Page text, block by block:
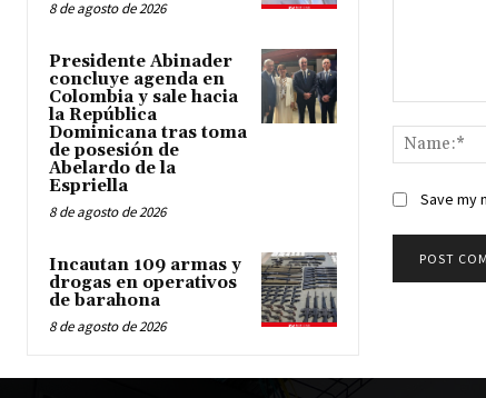
8 de agosto de 2026
Presidente Abinader
concluye agenda en
Colombia y sale hacia
la República
Dominicana tras toma
de posesión de
Abelardo de la
Espriella
8 de agosto de 2026
Incautan 109 armas y
drogas en operativos
de barahona
8 de agosto de 2026
Save my